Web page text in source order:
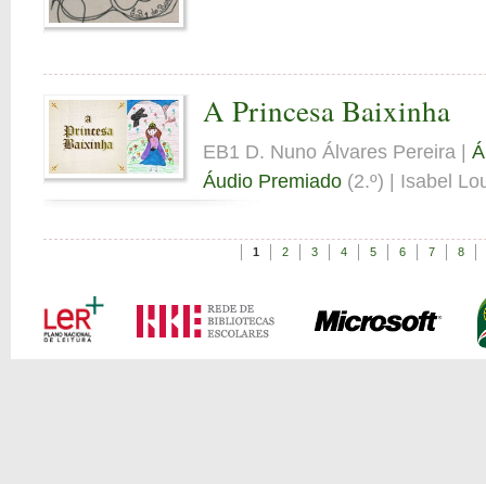
A Princesa Baixinha
EB1 D. Nuno Álvares Pereira |
Áudio Premiado (2.º) | Isabel
1 2 3 4 5 6 7 8